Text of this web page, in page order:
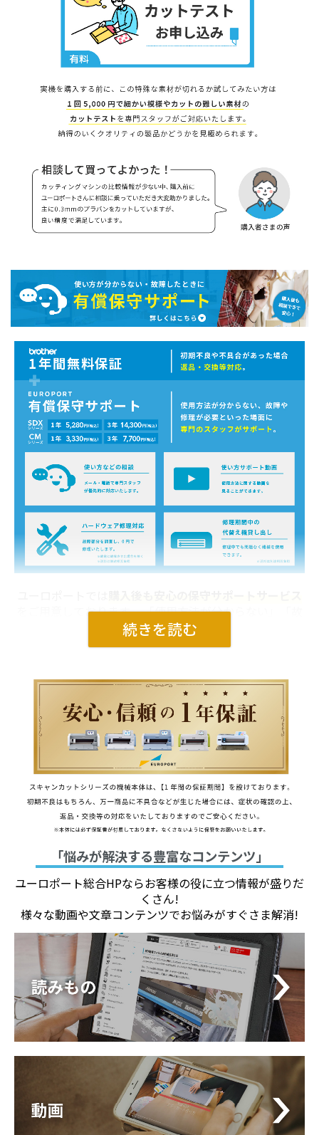
をご用意しております。 「使用方法が分からない」「故
障や修理が必要」といった場面でも、専門のスタッフに
よるサポートが受けられます。
悩みをお電話ですぐにご相談いただけます。
保守サポートのサービスを受けるには「安心保守1年セ
ット/３年セット 」を購入していただく必要がございま
す。 サポート内容は変更となる場合がございます。
機械の貸し出し状況によって貸し出せない場合がございます。
送料は相互負担となります。
保守費用
製品保証（保
守未加入時）
安心保守サポ
ート（有償保
守）1年
安心保守サポ
ート（有償保
守）3年
サポート
価格
5,280円（税
込）/年
14,300円（税
込）/年
サポート
期間
- 1年間 3年間
保守契約
更新可能
期間
- - -
メール対
〇
優先的に対応
いたします。
〇
優先的に対応
いたします。
電話対応
× 〇
〇
「悩みが解決する豊富なコンテンツ」
ユーロポート総合HPならお客様の役に立つ情報が盛りだ
くさん!
様々な動画や文章コンテンツでお悩みがすぐさま解消!